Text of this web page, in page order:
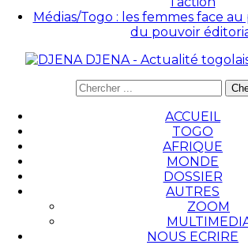
Médias/Togo : les femmes face
du pouvoir
DJENA - Actualité
ACCUEIL
TOGO
AFRIQUE
MONDE
DOSSIER
AUTRES
ZOOM
NOUS ECRIRE